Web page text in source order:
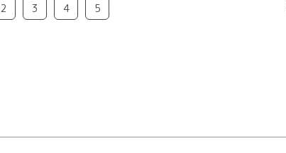
2 3 4 5